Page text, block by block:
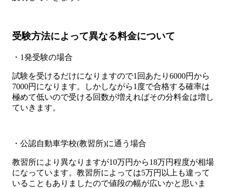
受験方法によって異なる料金について
・1発受験の場合
試験を受けるだけになりますので1回あたり6000円から
7000円になります。しかしながら1度で合格する確率は
極めて低いので受ける回数が増えればその分料金は増し
ていきます。
・公認自動車学校(教習所)に通う場合
教習所により異なりますが10万円から18万円程度が相場
になっています。教習所によっては5万円以上も違って
いることもありましたので値段の幅が広いかと思いま